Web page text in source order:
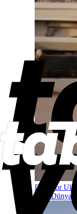
Deyrizor
açıldı